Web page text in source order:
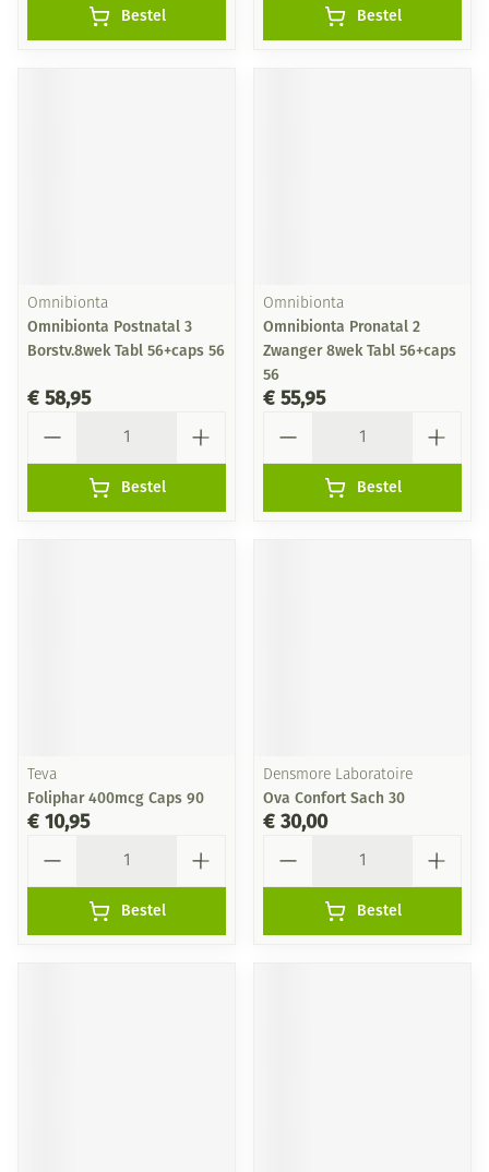
Bestel Bestel
Omnibionta
Omnibionta Postnatal 3
Borstv.8wek Tabl 56+caps 56
€ 58,95
Bestel
Omnibionta
Omnibionta Pronatal 2
Zwanger 8wek Tabl 56+caps
56
€ 55,95
Bestel
Teva
Foliphar 400mcg Caps 90
€ 10,95
Bestel
Densmore Laboratoire
Ova Confort Sach 30
€ 30,00
Bestel